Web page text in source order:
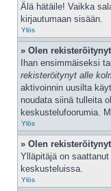
Älä hätäile! Vaikka
kirjautumaan sisään.
Ylös
» Olen
Ihan ensimmäiseksi
rekisteröitynyt alle
aktivoinnin uusilta
noudata siinä tulleita
keskustelufoorumia.
Ylös
» Olen
Ylläpitäjä on
keskusteluissa.
Ylös